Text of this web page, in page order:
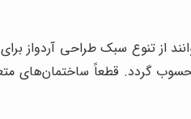
از تنوع سبک طراحی آردواز
گردد. قطعاً ساختمان‌های